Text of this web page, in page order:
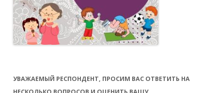
УВАЖАЕМЫЙ РЕСПОНДЕНТ, ПРОСИМ ВАС ОТВЕТИТЬ НА